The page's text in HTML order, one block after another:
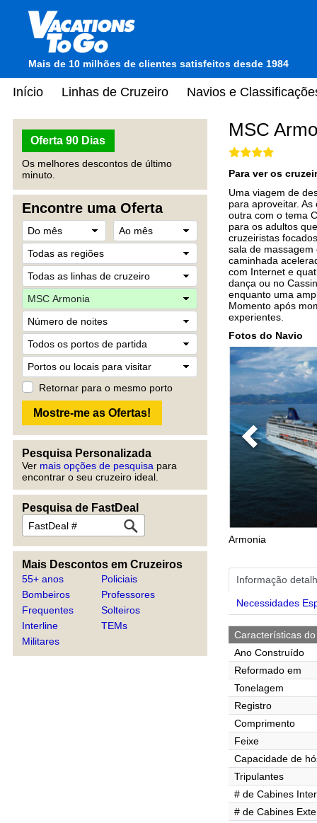
Mais de 10 milhões de clientes satisfeitos desde 1984
Início Linhas de Cruzeiro Navios e
Oferta 90 Dias
Os melhores descontos de último
minuto.
Encontre uma Oferta
Retornar para o mesmo porto
Pesquisa Personalizada
Ver mais opções de pesquisa para
encontrar o seu cruzeiro ideal.
Pesquisa de FastDeal
Mais Descontos em Cruzeiros
55+ anos
Bombeiros
Frequentes
Interline
Militares
Policiais
Professores
Solteiros
TEMs
MSC
Para ver os
Uma viagem de
para aproveitar.
outra com o tema
para os adultos
cruzeiristas
sala de
caminhada
com Internet e
dança ou no
enquanto uma
Momento após
experientes.
Fotos do Navio
Previous
Armonia
Informação
Necessidades
Características
Ano Construído
Reformado em
Tonelagem
Registro
Comprimento
Feixe
Capacidade de
Tripulantes
# de Cabines
# de Cabines